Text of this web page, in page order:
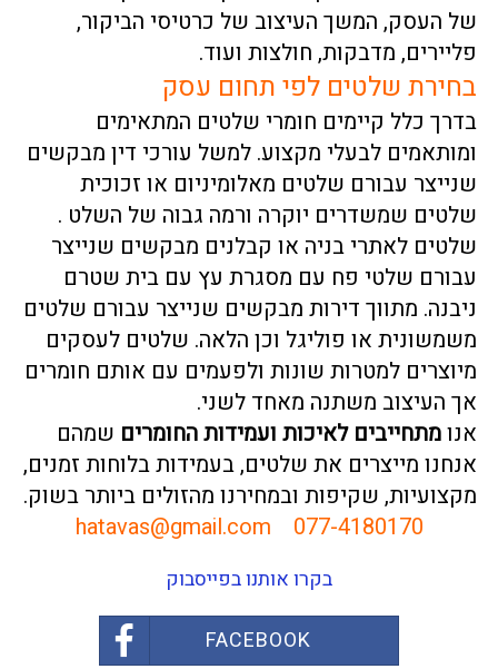
של העסק, המשך העיצוב של כרטיסי הביקור,
פליירים, מדבקות, חולצות ועוד.
בחירת שלטים לפי תחום עסק
בדרך כלל קיימים חומרי שלטים המתאימים
ומותאמים לבעלי מקצוע. למשל עורכי דין מבקשים
שנייצר עבורם שלטים מאלומיניום או זכוכית
שלטים שמשדרים יוקרה ורמה גבוה של השלט .
שלטים לאתרי בניה או קבלנים מבקשים שנייצר
עבורם שלטי פח עם מסגרת עץ עם בית שטרם
ניבנה. מתווך דירות מבקשים שנייצר עבורם שלטים
משמשונית או פוליגל וכן הלאה. שלטים לעסקים
מיוצרים למטרות שונות ולפעמים עם אותם חומרים
אך העיצוב משתנה מאחד לשני.
אנומתחייבים לאיכות ועמידות החומרים שמהם
אנחנו מייצרים את שלטים, בעמידות בלוחות זמנים,
מקצועיות, שקיפות ובמחירנו מהזולים ביותר בשוק.
077-4180170
hatavas@gmail.com
בקרו אותנו בפייסבוק
FACEBOOK